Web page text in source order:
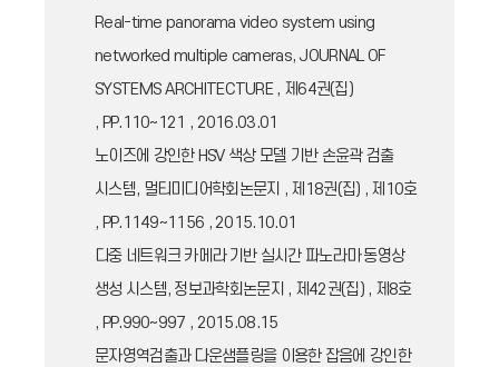
Real-time panorama video system using
networked multiple cameras, JOURNAL OF
SYSTEMS ARCHITECTURE , 제64권(집)
, PP.110~121 , 2016.03.01
노이즈에 강인한 HSV 색상 모델 기반 손윤곽 검출
시스템, 멀티미디어학회논문지 , 제18권(집) , 제10호
, PP.1149~1156 , 2015.10.01
다중 네트워크 카메라 기반 실시간 파노라마 동영상
생성 시스템, 정보과학회논문지 , 제42권(집) , 제8호
, PP.990~997 , 2015.08.15
문자영역검출과 다운샘플링을 이용한 잡음에 강인한